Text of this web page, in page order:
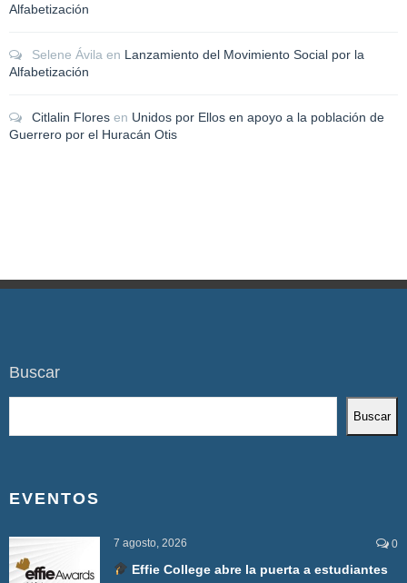
Alfabetización
Selene Ávila en Lanzamiento del Movimiento Social por la
Alfabetización
Citlalin Flores en Unidos por Ellos en apoyo a la población de
Guerrero por el Huracán Otis
Buscar
Buscar
EVENTOS
7 agosto, 2026 0
Effie College abre la puerta a estudiantes